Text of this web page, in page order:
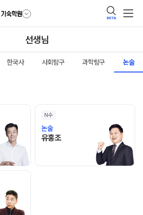
BETA
선생님
한국사 사회탐구 과학탐구 논술
바로가기
N수
논술
유홍조유홍조 선생님 홈 바로가기
바로가기